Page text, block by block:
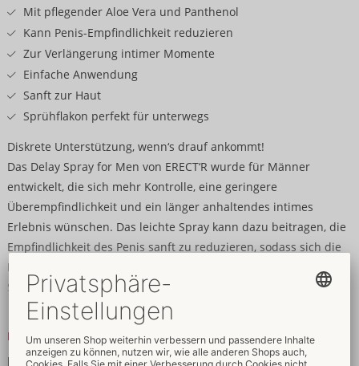
Mit pflegender Aloe Vera und Panthenol
Kann Penis-Empfindlichkeit reduzieren
Zur Verlängerung intimer Momente
Einfache Anwendung
Sanft zur Haut
Sprühflakon perfekt für unterwegs
Diskrete Unterstützung, wenn‘s drauf ankommt!
Das Delay Spray for Men von ERECT‘R wurde für Männer
entwickelt, die sich mehr Kontrolle, eine geringere
Überempfindlichkeit und ein länger anhaltendes intimes
Erlebnis wünschen. Das leichte Spray kann dazu beitragen, die
Empfindlichkeit des Penis sanft zu reduzieren, sodass sich die
Erregung langsamer aufbauen kann – für mehr Zeit und
Selbstvertrauen in entscheidenden Momenten.
Die Formel mit pflegender Aloe Vera und Panthenol verzichtet
auf Lidocain sowie Benzocain. Damit ist ErectR Delay Spray eine
Mehr lesen
Inhaltsstoffe